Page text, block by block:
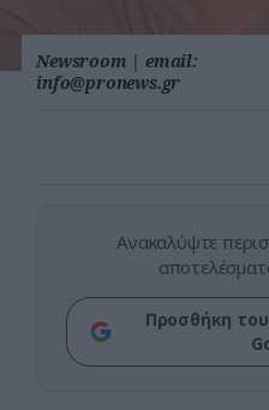
Newsroom | email:
info@pronews.gr
Ανακαλύψτε
Προσθήκη